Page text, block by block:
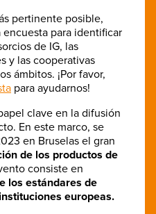
pertinente posible,
encuesta para identificar
de IG, las
y las cooperativas
ámbitos. ¡Por favor,
para ayudarnos!
clave en la difusión
En este marco, se
en Bruselas el gran
de los productos de
consiste en
los estándares de
europeas.